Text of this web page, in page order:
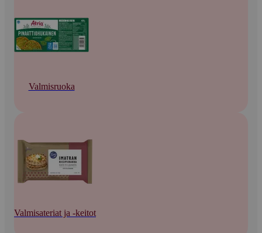
Valmisruoka
Valmisateriat ja -keitot